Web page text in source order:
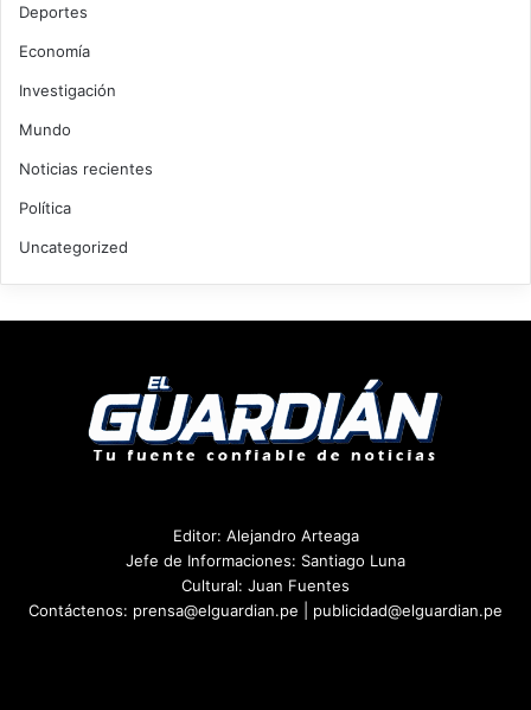
Deportes
Economía
Investigación
Mundo
Noticias recientes
Política
Uncategorized
Editor: Alejandro Arteaga
Jefe de Informaciones: Santiago Luna
Cultural: Juan Fuentes
Contáctenos: prensa@elguardian.pe | publicidad@elguardian.pe